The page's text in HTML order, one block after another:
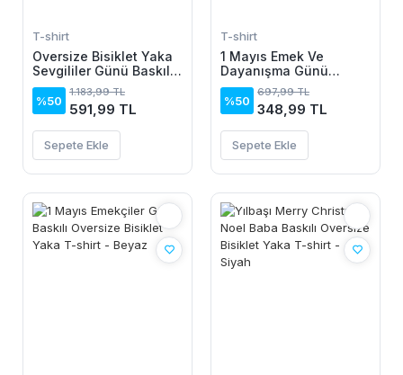
T-shirt
Oversize Bisiklet Yaka
Sevgililer Günü Baskılı
Sweatshirt - Beyaz
%50
1.183,99 TL
591,99 TL
Sepete Ekle
T-shirt
1 Mayıs Emek Ve
Dayanışma Günü
Baskılı Oversize Bisiklet
Yaka T-shirt - Beyaz
%50
697,99 TL
348,99 TL
Sepete Ekle